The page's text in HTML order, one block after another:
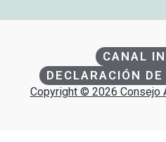
CANAL
DECLARACIÓN
Copyright © 2026 Consejo